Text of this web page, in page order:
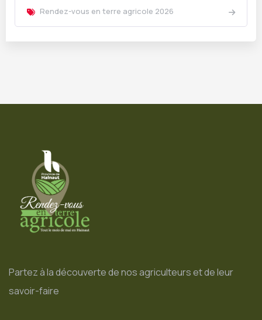
Rendez-vous en terre agricole 2026
Partez à la découverte de nos agriculteurs et de leur
savoir-faire